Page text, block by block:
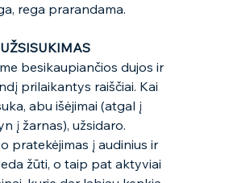
rega prarandama.
besikaupiančios dujos ir
prilaikantys raiščiai. Kai
abu išėjimai (atgal į
į žarnas), užsidaro.
pratekėjimas į audinius ir
žūti, o taip pat aktyviai